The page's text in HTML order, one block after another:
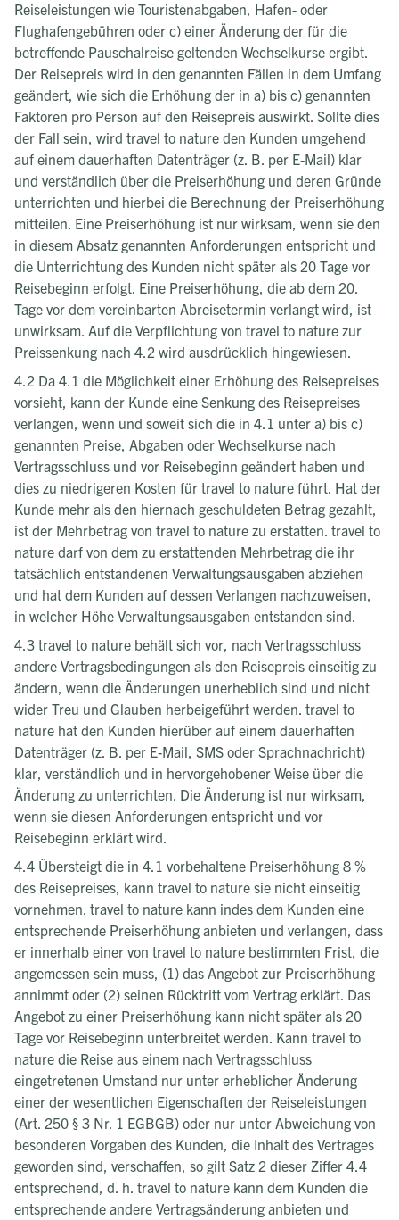
Reiseleistungen wie Touristenabgaben, Hafen- oder
Flughafengebühren oder c) einer Änderung der für die
betreffende Pauschalreise geltenden Wechselkurse ergibt.
Der Reisepreis wird in den genannten Fällen in dem Umfang
geändert, wie sich die Erhöhung der in a) bis c) genannten
Faktoren pro Person auf den Reisepreis auswirkt. Sollte dies
der Fall sein, wird travel to nature den Kunden umgehend
auf einem dauerhaften Datenträger (z. B. per E-Mail) klar
und verständlich über die Preiserhöhung und deren Gründe
unterrichten und hierbei die Berechnung der Preiserhöhung
mitteilen. Eine Preiserhöhung ist nur wirksam, wenn sie den
in diesem Absatz genannten Anforderungen entspricht und
die Unterrichtung des Kunden nicht später als 20 Tage vor
Reisebeginn erfolgt. Eine Preiserhöhung, die ab dem 20.
Tage vor dem vereinbarten Abreisetermin verlangt wird, ist
unwirksam. Auf die Verpflichtung von travel to nature zur
Preissenkung nach 4.2 wird ausdrücklich hingewiesen.
4.2 Da 4.1 die Möglichkeit einer Erhöhung des Reisepreises
vorsieht, kann der Kunde eine Senkung des Reisepreises
verlangen, wenn und soweit sich die in 4.1 unter a) bis c)
genannten Preise, Abgaben oder Wechselkurse nach
Vertragsschluss und vor Reisebeginn geändert haben und
dies zu niedrigeren Kosten für travel to nature führt. Hat der
Kunde mehr als den hiernach geschuldeten Betrag gezahlt,
ist der Mehrbetrag von travel to nature zu erstatten. travel to
nature darf von dem zu erstattenden Mehrbetrag die ihr
tatsächlich entstandenen Verwaltungsausgaben abziehen
und hat dem Kunden auf dessen Verlangen nachzuweisen,
in welcher Höhe Verwaltungsausgaben entstanden sind.
4.3 travel to nature behält sich vor, nach Vertragsschluss
andere Vertragsbedingungen als den Reisepreis einseitig zu
ändern, wenn die Änderungen unerheblich sind und nicht
wider Treu und Glauben herbeigeführt werden. travel to
nature hat den Kunden hierüber auf einem dauerhaften
Datenträger (z. B. per E-Mail, SMS oder Sprachnachricht)
klar, verständlich und in hervorgehobener Weise über die
Änderung zu unterrichten. Die Änderung ist nur wirksam,
wenn sie diesen Anforderungen entspricht und vor
Reisebeginn erklärt wird.
4.4 Übersteigt die in 4.1 vorbehaltene Preiserhöhung 8 %
des Reisepreises, kann travel to nature sie nicht einseitig
vornehmen. travel to nature kann indes dem Kunden eine
entsprechende Preiserhöhung anbieten und verlangen, dass
er innerhalb einer von travel to nature bestimmten Frist, die
angemessen sein muss, (1) das Angebot zur Preiserhöhung
annimmt oder (2) seinen Rücktritt vom Vertrag erklärt. Das
Angebot zu einer Preiserhöhung kann nicht später als 20
Tage vor Reisebeginn unterbreitet werden. Kann travel to
nature die Reise aus einem nach Vertragsschluss
eingetretenen Umstand nur unter erheblicher Änderung
einer der wesentlichen Eigenschaften der Reiseleistungen
(Art. 250 § 3 Nr. 1 EGBGB) oder nur unter Abweichung von
besonderen Vorgaben des Kunden, die Inhalt des Vertrages
geworden sind, verschaffen, so gilt Satz 2 dieser Ziffer 4.4
entsprechend, d. h. travel to nature kann dem Kunden die
entsprechende andere Vertragsänderung anbieten und